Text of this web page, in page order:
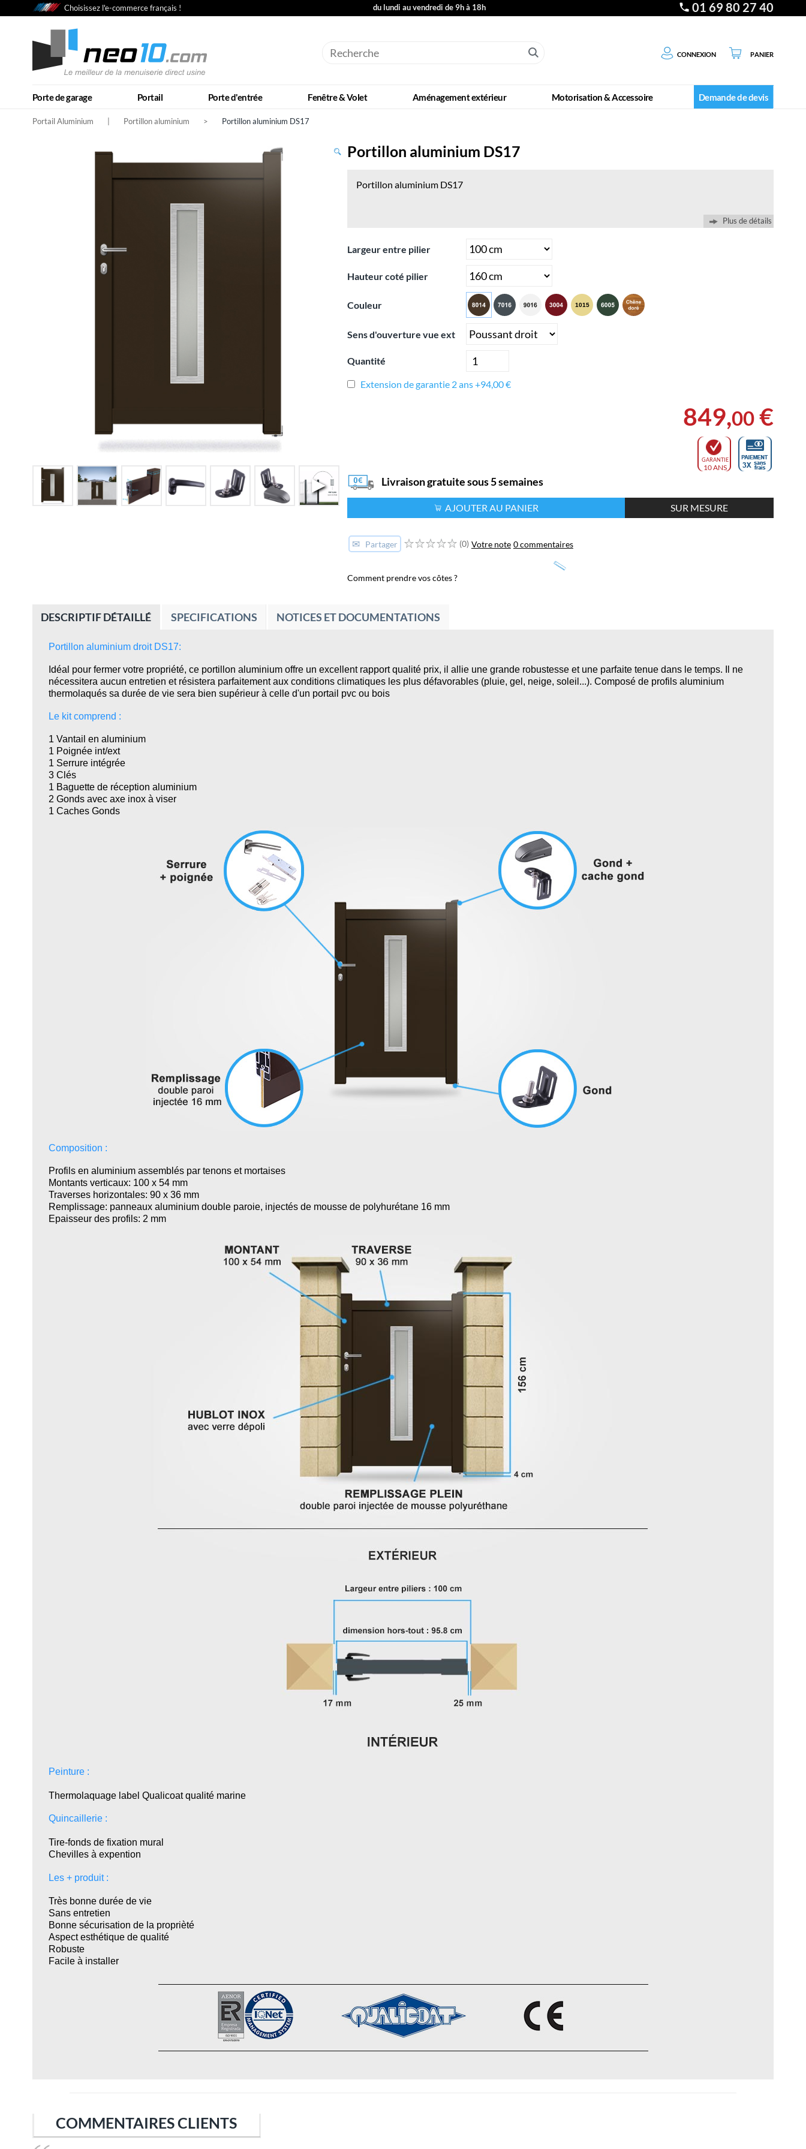
Choisissez l'e-commerce français ! du lundi au vendredi de 9h à 18h 01 69 80 27 40
Connexion Panier
Porte de garage Portail Porte d'entrée Fenêtre & Volet Aménagement extérieur Motorisation & Accessoire Demande de devis
Portail Aluminium Portillon aluminium > Portillon aluminium DS17
Portillon aluminium DS17
Portillon aluminium DS17
Plus de détails
Largeur entre pilier
Hauteur coté pilier
Couleur
Sens d'ouverture vue ext
Quantité
Extension de garantie 2 ans +94,00 €
849,00 €
GARANTIE
10 ANS
Livraison gratuite sous 5 semaines
AJOUTER AU PANIER SUR MESURE
✉ Partager (0) Votre note 0 commentaires
Comment prendre vos côtes ?
DESCRIPTIF DÉTAILLÉ SPECIFICATIONS NOTICES ET DOCUMENTATIONS
Portillon aluminium droit DS17:
Idéal pour fermer votre propriété, ce portillon aluminium offre un excellent rapport qualité prix, il allie une grande robustesse et une parfaite tenue dans le temps. Il ne
nécessitera aucun entretien et résistera parfaitement aux conditions climatiques les plus défavorables (pluie, gel, neige, soleil...). Composé de profils aluminium
thermolaqués sa durée de vie sera bien supérieur à celle d'un portail pvc ou bois
Le kit comprend :
1 Vantail en aluminium
1 Poignée int/ext
1 Serrure intégrée
3 Clés
1 Baguette de réception aluminium
2 Gonds avec axe inox à viser
1 Caches Gonds
Composition :
Profils en aluminium assemblés par tenons et mortaises
Montants verticaux: 100 x 54 mm
Traverses horizontales: 90 x 36 mm
Remplissage: panneaux aluminium double paroie, injectés de mousse de polyhurétane 16 mm
Epaisseur des profils: 2 mm
Peinture :
Thermolaquage label Qualicoat qualité marine
Quincaillerie :
Tire-fonds de fixation mural
Chevilles à expention
Les + produit :
Très bonne durée de vie
Sans entretien
Bonne sécurisation de la proprièté
Aspect esthétique de qualité
Robuste
Facile à installer
COMMENTAIRES CLIENTS